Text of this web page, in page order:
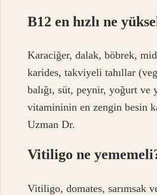
B12 en hızlı ne
Karaciğer, dalak, böbrek,
karides, takviyeli tahıllar
balığı, süt, peynir, yoğurt ve
vitamininin en zengin besin
Uzman Dr.
Vitiligo ne
Vitiligo, domates, sarımsak